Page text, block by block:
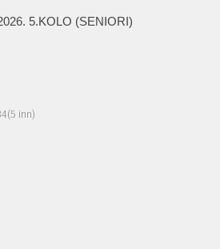
5.KOLO (SENIORI)
inn)